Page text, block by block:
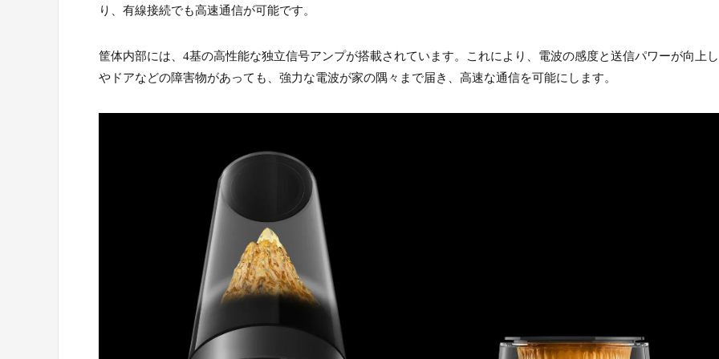
り、有線接続でも高速通信が可能です。
筐体内部には、4基の高性能な独立信号アンプが搭載されています。これにより、電波の感度と送信パワーが向上
やドアなどの障害物があっても、強力な電波が家の隅々まで届き、高速な通信を可能にします。